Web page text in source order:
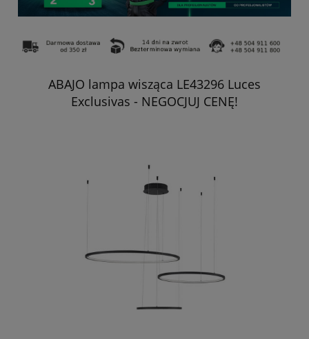
ABAJO lampa wisząca LE43296 Luces
Exclusivas - NEGOCJUJ CENĘ!